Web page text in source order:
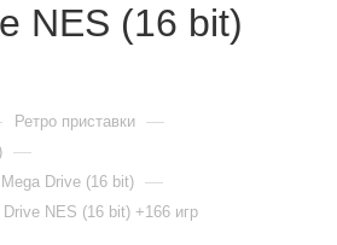
NES (16 bit)
Ретро приставки —
—
Drive (16 bit) —
NES (16 bit) +166 игр